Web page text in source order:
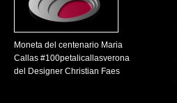
Moneta del centenario Maria
Callas #100petalicallasverona
del Designer Christian Faes